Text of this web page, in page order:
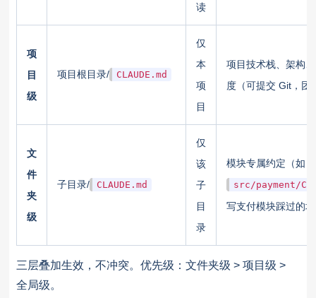
读
项
目
级
项目根目录/ CLAUDE.md
仅
本
项
目
项目技术栈、架构
度（可提交 Git，团
文
件
夹
级
子目录/ CLAUDE.md
仅
该
子
目
录
模块专属约定（如
src/payment/
写支付模块踩过的
三层叠加生效，不冲突。优先级：文件夹级 > 项目级 >
全局级。